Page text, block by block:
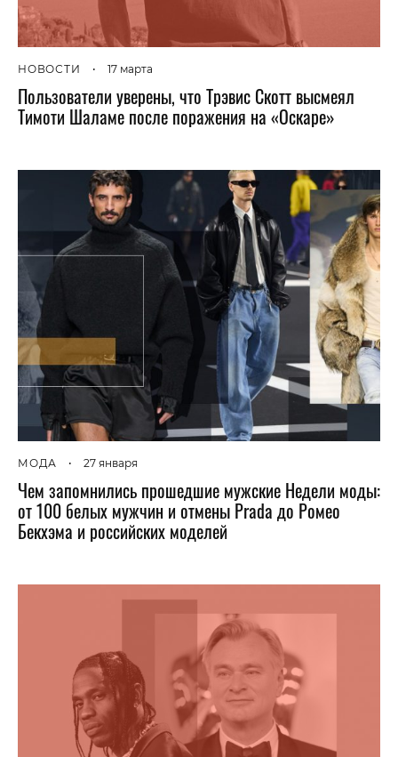
НОВОСТИ • 17 марта
Пользователи уверены, что Трэвис Скотт высмеял
Тимоти Шаламе после поражения на «Оскаре»
МОДА • 27 января
Чем запомнились прошедшие мужские Недели моды:
от 100 белых мужчин и отмены Prada до Ромео
Бекхэма и российских моделей